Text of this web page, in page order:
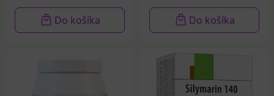
Do košíka Do košíka